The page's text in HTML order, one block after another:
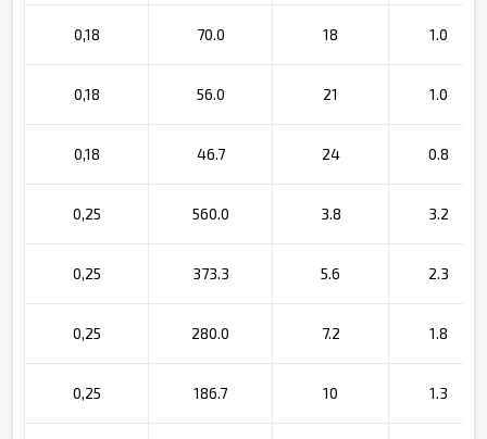
0,18 70.0 18 1.0
0,18 56.0 21 1.0
0,18 46.7 24 0.8
0,25 560.0 3.8 3.2
0,25 373.3 5.6 2.3
0,25 280.0 7.2 1.8
0,25 186.7 10 1.3